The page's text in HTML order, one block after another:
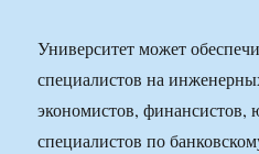
Университет может
специалистов на
экономистов, финансистов,
специалистов по